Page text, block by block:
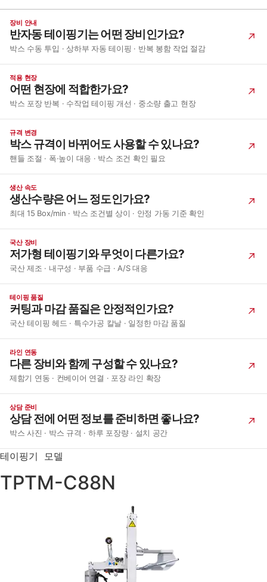
장비 안내
반자동 테이핑기는 어떤 장비인가요?
박스 수동 투입 · 상하부 자동 테이핑 · 반복 봉함 작업 절감
적용 현장
어떤 현장에 적합한가요?
박스 포장 반복 · 수작업 테이핑 개선 · 중소량 출고 현장
규격 변경
박스 규격이 바뀌어도 사용할 수 있나요?
핸들 조절 · 폭·높이 대응 · 박스 조건 확인 필요
생산 속도
생산수량은 어느 정도인가요?
최대 15 Box/min · 박스 조건별 상이 · 안정 가동 기준 확인
국산 장비
저가형 테이핑기와 무엇이 다른가요?
국산 제조 · 내구성 · 부품 수급 · A/S 대응
테이핑 품질
커팅과 마감 품질은 안정적인가요?
국산 테이핑 헤드 · 특수가공 칼날 · 일정한 마감 품질
라인 연동
다른 장비와 함께 구성할 수 있나요?
제함기 연동 · 컨베이어 연결 · 포장 라인 확장
상담 준비
상담 전에 어떤 정보를 준비하면 좋나요?
박스 사진 · 박스 규격 · 하루 포장량 · 설치 공간
테이핑기 모델
TPTM-C88N